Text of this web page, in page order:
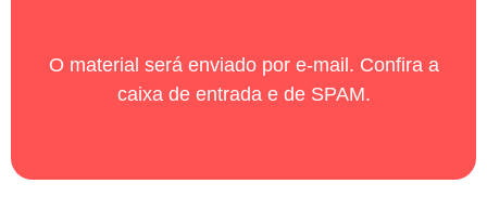
O material será enviado por e-mail. Confira a
caixa de entrada e de SPAM.